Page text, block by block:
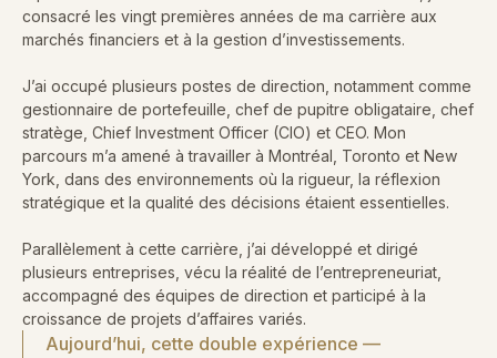
consacré les vingt premières années de ma carrière aux
marchés financiers et à la gestion d’investissements.
J’ai occupé plusieurs postes de direction, notamment comme
gestionnaire de portefeuille, chef de pupitre obligataire, chef
stratège, Chief Investment Officer (CIO) et CEO. Mon
parcours m’a amené à travailler à Montréal, Toronto et New
York, dans des environnements où la rigueur, la réflexion
stratégique et la qualité des décisions étaient essentielles.
Parallèlement à cette carrière, j’ai développé et dirigé
plusieurs entreprises, vécu la réalité de l’entrepreneuriat,
accompagné des équipes de direction et participé à la
croissance de projets d’affaires variés.
Aujourd’hui, cette double expérience —